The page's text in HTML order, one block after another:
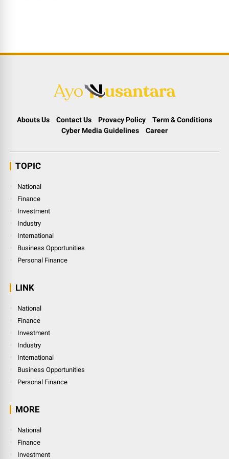
Abouts Us Contact Us Provacy Policy
Term & Conditions
Cyber Media Guidelines
Career
TOPIC
National
Finance
Investment
Industry
International
Business Opportunities
Personal Finance
LINK
National
Finance
Investment
Industry
International
Business Opportunities
Personal Finance
MORE
National
Finance
Investment